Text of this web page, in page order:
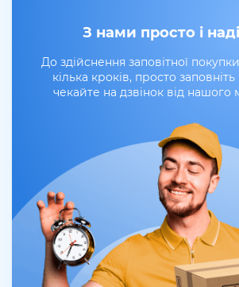
З нами просто і
До здійснення заповітної
кілька кроків, просто
чекайте на дзвінок від